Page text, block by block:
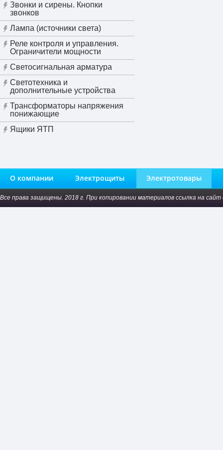
Звонки и сирены. Кнопки
звонков
Лампа (источники света)
Реле контроля и управления.
Ограничители мощности
Светосигнальная арматура
Светотехника и
дополнительные устройства
Трансформаторы напряжения
понижающие
Ящики ЯТП
О компании Электрощиты Электротовары
Все права защищены. 2018 г. При копировании материалов ссылка на сайт